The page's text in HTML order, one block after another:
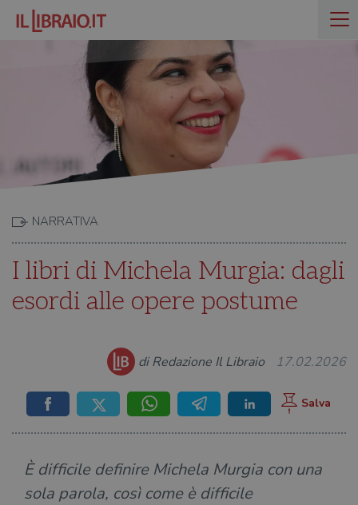
NARRATIVA
I libri di Michela Murgia: dagli
esordi alle opere postume
di Redazione Il Libraio 17.02.2026
È difficile definire Michela Murgia con una
sola parola, così come è difficile